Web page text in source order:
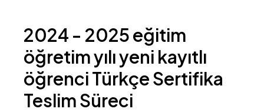
2024 - 2025 eğitim
öğretim yılı yeni kayıtlı
öğrenci Türkçe Sertifika
Teslim Süreci